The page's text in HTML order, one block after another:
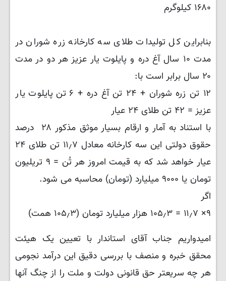
۱۶۸۰ کیلوگرم
بنابراین کل تولیدات طلای سه کارخانه زره شوران در
مدت ۱۰ سال آغ دره و پایلوت یار عزیز هر دو در مدت
۲۰ سال برابر است با:
۱۲ تن زره شوران + ۲۴ تن آغ دره + ۶ تن پایلوت یار
عزیز = ۴۲ تن طلای ۲۴ عیار
با استناد به آمار و ارقام بسیار موثق مذکور ۲۸ درصد
حقوق دولتی این سه کارخانه معادل ۱۱٫۷ تن طلای ۲۴
عیار خواهد شد که به قیمت امروز هر تُن = ۹ تریلیون
تومان یا ۹۰۰۰ میلیارد (تومان) محاسبه می شود.
اگر
۹× ۱۱٫۷ = ۱۰۵٫۳ هزار میلیارد تومان (۱۰۵٫۳ همت)
امیدواریم جناب آقای استاندار با تعیین یک هیئت
محقق خبره و منصف با بررسی دقیق این درآمد نجومی
هر چه سریعتر حق قانونی دولت و ملت را از چنگ آنها